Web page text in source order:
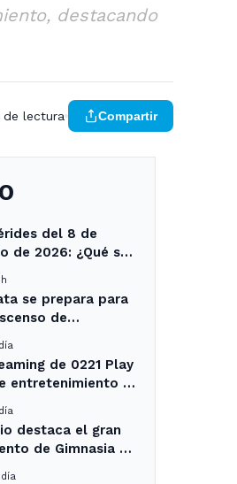
destacando
de lectura Compartir
del 8 de
de 2026: ¿Qué se
se prepara para
de
de 0221 Play
entretenimiento y
y Ensenada.
destaca el gran
de Gimnasia y
día